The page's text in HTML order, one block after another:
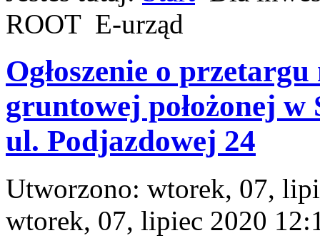
ROOT E-urząd
Ogłoszenie o
gruntowej położonej
ul. Podjazdowej 24
Utworzono: wtorek, 07,
wtorek, 07, lipiec 2020